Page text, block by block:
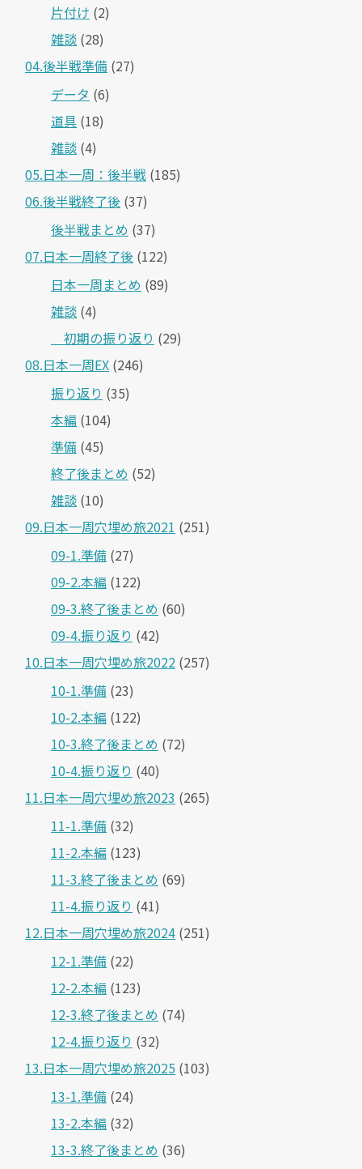
片付け (2)
雑談 (28)
04.後半戦準備 (27)
データ (6)
道具 (18)
雑談 (4)
05.日本一周：後半戦 (185)
06.後半戦終了後 (37)
後半戦まとめ (37)
07.日本一周終了後 (122)
日本一周まとめ (89)
雑談 (4)
＿初期の振り返り (29)
08.日本一周EX (246)
振り返り (35)
本編 (104)
準備 (45)
終了後まとめ (52)
雑談 (10)
09.日本一周穴埋め旅2021 (251)
09-1.準備 (27)
09-2.本編 (122)
09-3.終了後まとめ (60)
09-4.振り返り (42)
10.日本一周穴埋め旅2022 (257)
10-1.準備 (23)
10-2.本編 (122)
10-3.終了後まとめ (72)
10-4.振り返り (40)
11.日本一周穴埋め旅2023 (265)
11-1.準備 (32)
11-2.本編 (123)
11-3.終了後まとめ (69)
11-4.振り返り (41)
12.日本一周穴埋め旅2024 (251)
12-1.準備 (22)
12-2.本編 (123)
12-3.終了後まとめ (74)
12-4.振り返り (32)
13.日本一周穴埋め旅2025 (103)
13-1.準備 (24)
13-2.本編 (32)
13-3.終了後まとめ (36)